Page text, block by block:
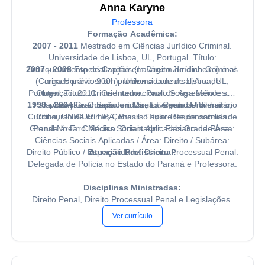
Anna Karyne
Professora
Formação Acadêmica:
2007 - 2011 Mestrado em Ciências Jurídico Criminal.
Universidade de Lisboa, UL, Portugal. Título:
Branqueamento de Capitais (Lavagem de dinheiro) e os
crimes prévios: um problema concursal,Ano de
Obtenção: 2011. Orientador: Paulo Sousa Mendes.
Palavras-chave: Bem Juridico; Lavagem de dinheiro;
Concurso de crime; Concurso aparente de normas.
Grande área: Ciências Sociais Aplicadas Grande Área:
Ciências Sociais Aplicadas / Área: Direito / Subárea:
Direito Público / Especialidade: Direito Processual Penal.
2007 - 2008Especialização em Direito Jurídico-Criminal.
(Carga Horária: 900h). Universidade de Lisboa, UL,
Portugal. Título: Crime Internacional de Agressão e sua
Tipificação. Orientador: Maria Fernanda Palma.
1999 - 2004Graduação em Direito. Centro Universitário
Curitiba, UNICURITIBA, Brasil. Título: Responsabilidade
Penal No Erro Médico. Orientador: Fabiano da Rosa.
Atuação Profissional:
Delegada de Polícia no Estado do Paraná e Professora.
Disciplinas Ministradas:
Direito Penal, Direito Processual Penal e Legislações.
Ver currículo